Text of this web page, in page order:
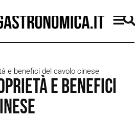
e benefici del cavolo cinese
e benefici